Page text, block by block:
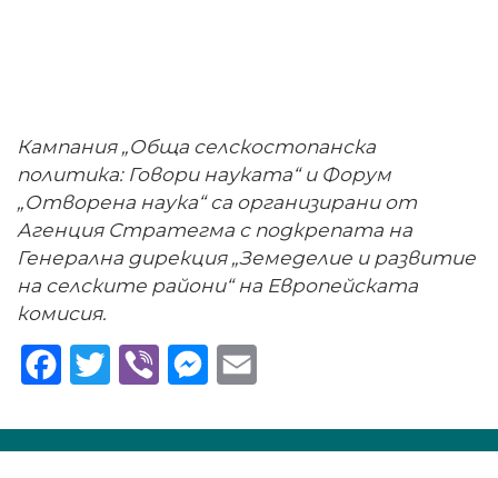
Кампания „Обща селскостопанска
политика: Говори науката“ и Форум
„Отворена наука“ са организирани от
Агенция Стратегма с подкрепата на
Генерална дирекция „Земеделие и развитие
на селските райони“ на Европейската
комисия.
FacebookTwitterViber Messenger